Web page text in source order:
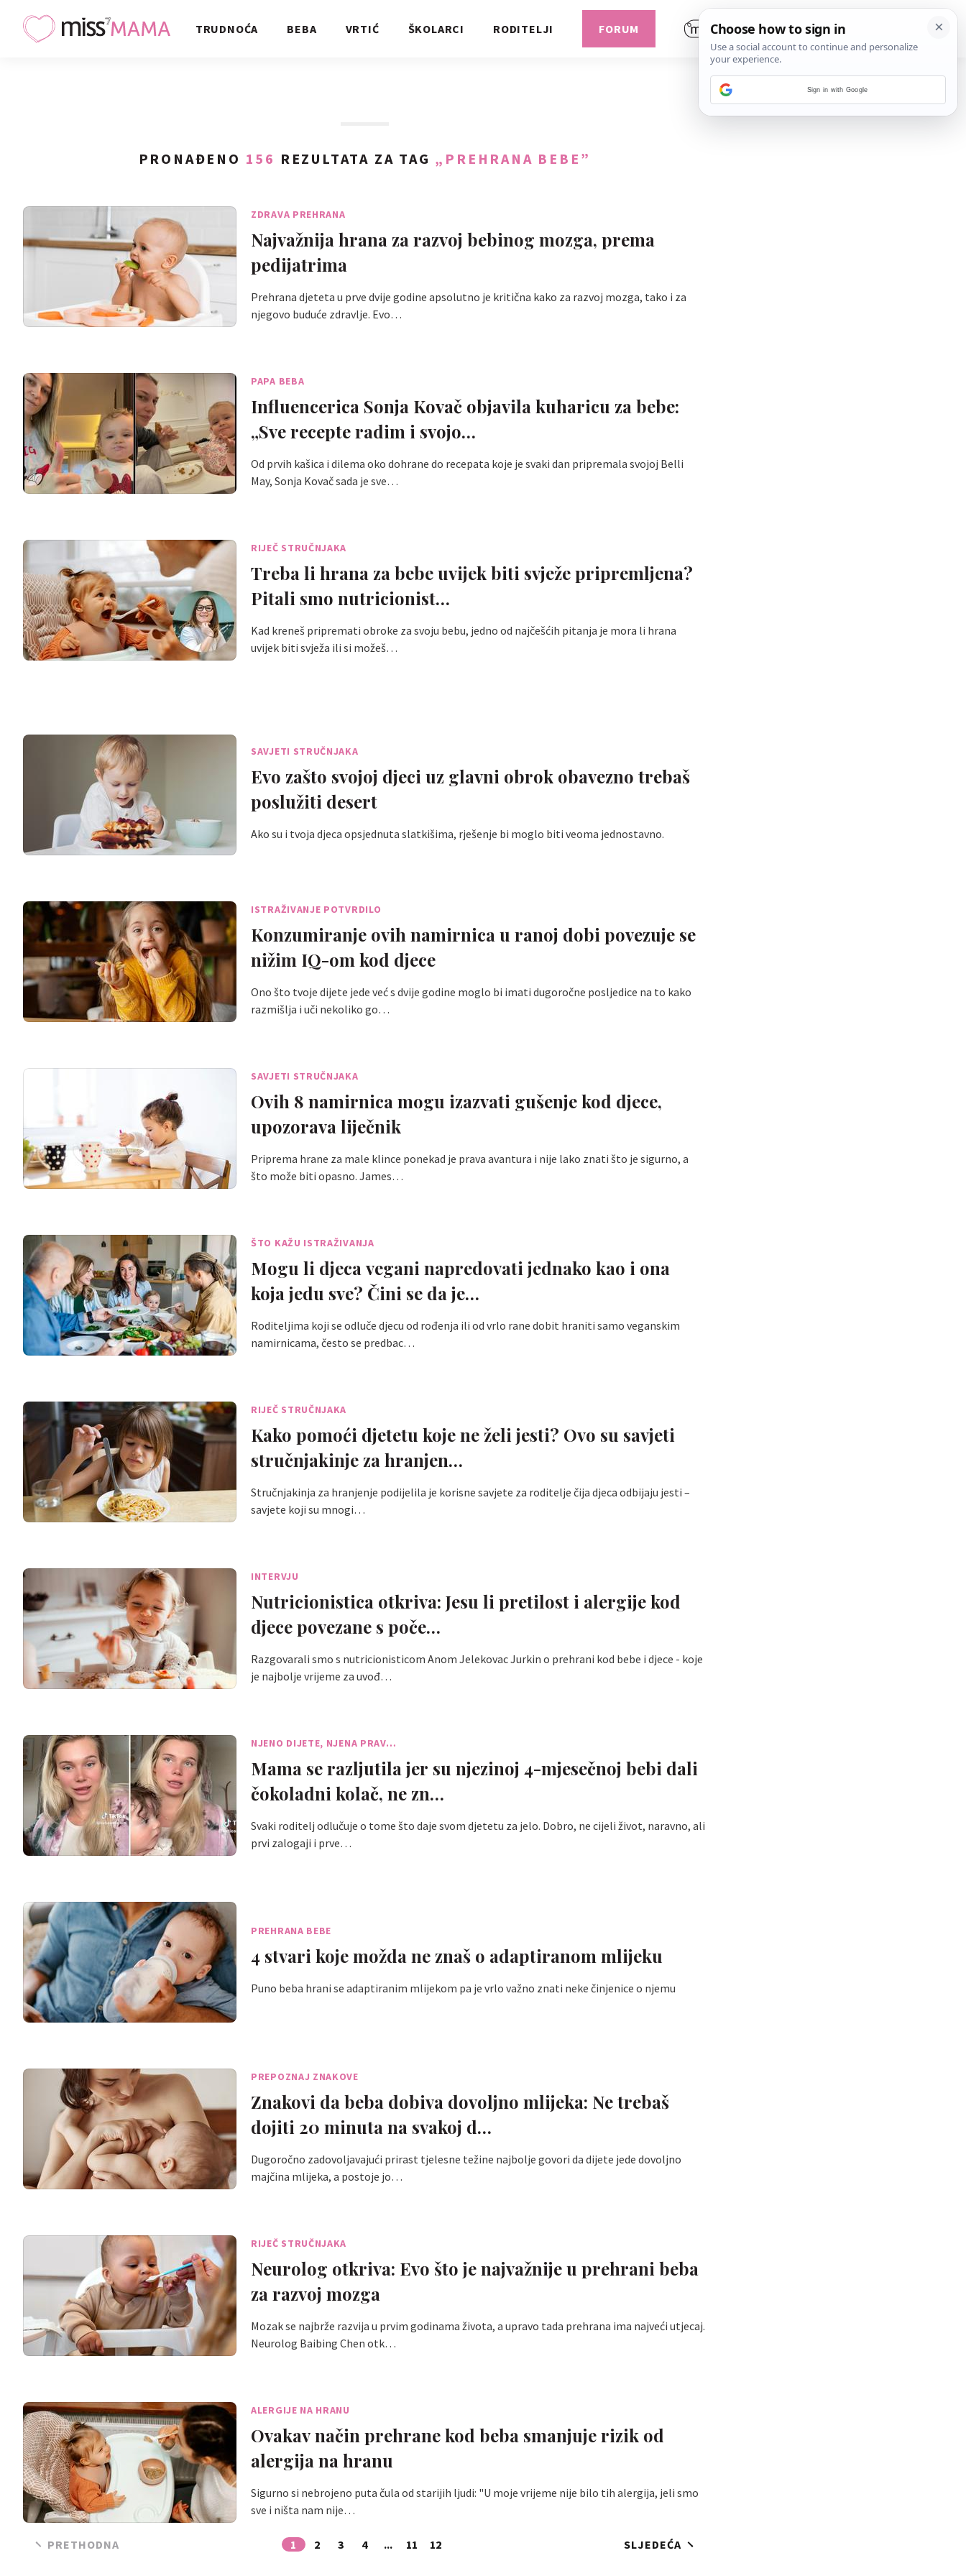
TRUDNOĆA BEBA VRTIĆ ŠKOLARCI RODITELJI FORUM
PRONAĐENO 156 REZULTATA ZA TAG „PREHRANA BEBE”
ZDRAVA PREHRANA
Najvažnija hrana za razvoj bebinog mozga, prema
pedijatrima
Prehrana djeteta u prve dvije godine apsolutno je kritična kako za razvoj mozga, tako i za
njegovo buduće zdravlje. Evo…
PAPA BEBA
Influencerica Sonja Kovač objavila kuharicu za bebe:
„Sve recepte radim i svojo…
Od prvih kašica i dilema oko dohrane do recepata koje je svaki dan pripremala svojoj Belli
May, Sonja Kovač sada je sve…
RIJEČ STRUČNJAKA
Treba li hrana za bebe uvijek biti svježe pripremljena?
Pitali smo nutricionist…
Kad kreneš pripremati obroke za svoju bebu, jedno od najčešćih pitanja je mora li hrana
uvijek biti svježa ili si možeš…
SAVJETI STRUČNJAKA
Evo zašto svojoj djeci uz glavni obrok obavezno trebaš
poslužiti desert
Ako su i tvoja djeca opsjednuta slatkišima, rješenje bi moglo biti veoma jednostavno.
ISTRAŽIVANJE POTVRDILO
Konzumiranje ovih namirnica u ranoj dobi povezuje se
nižim IQ-om kod djece
Ono što tvoje dijete jede već s dvije godine moglo bi imati dugoročne posljedice na to kako
razmišlja i uči nekoliko go…
SAVJETI STRUČNJAKA
Ovih 8 namirnica mogu izazvati gušenje kod djece,
upozorava liječnik
Priprema hrane za male klince ponekad je prava avantura i nije lako znati što je sigurno, a
što može biti opasno. James…
ŠTO KAŽU ISTRAŽIVANJA
Mogu li djeca vegani napredovati jednako kao i ona
koja jedu sve? Čini se da je…
Roditeljima koji se odluče djecu od rođenja ili od vrlo rane dobit hraniti samo veganskim
namirnicama, često se predbac…
RIJEČ STRUČNJAKA
Kako pomoći djetetu koje ne želi jesti? Ovo su savjeti
stručnjakinje za hranjen…
Stručnjakinja za hranjenje podijelila je korisne savjete za roditelje čija djeca odbijaju jesti –
savjete koji su mnogi…
INTERVJU
Nutricionistica otkriva: Jesu li pretilost i alergije kod
djece povezane s poče…
Razgovarali smo s nutricionisticom Anom Jelekovac Jurkin o prehrani kod bebe i djece - koje
je najbolje vrijeme za uvođ…
NJENO DIJETE, NJENA PRAV…
Mama se razljutila jer su njezinoj 4-mjesečnoj bebi dali
čokoladni kolač, ne zn…
Svaki roditelj odlučuje o tome što daje svom djetetu za jelo. Dobro, ne cijeli život, naravno, ali
prvi zalogaji i prve…
PREHRANA BEBE
4 stvari koje možda ne znaš o adaptiranom mlijeku
Puno beba hrani se adaptiranim mlijekom pa je vrlo važno znati neke činjenice o njemu
PREPOZNAJ ZNAKOVE
Znakovi da beba dobiva dovoljno mlijeka: Ne trebaš
dojiti 20 minuta na svakoj d…
Dugoročno zadovoljavajući prirast tjelesne težine najbolje govori da dijete jede dovoljno
majčina mlijeka, a postoje jo…
RIJEČ STRUČNJAKA
Neurolog otkriva: Evo što je najvažnije u prehrani beba
za razvoj mozga
Mozak se najbrže razvija u prvim godinama života, a upravo tada prehrana ima najveći utjecaj.
Neurolog Baibing Chen otk…
ALERGIJE NA HRANU
Ovakav način prehrane kod beba smanjuje rizik od
alergija na hranu
Sigurno si nebrojeno puta čula od starijih ljudi: "U moje vrijeme nije bilo tih alergija, jeli smo
sve i ništa nam nije…
PRETHODNA 1 2 3 4 ... 11 12 SLJEDEĆA
Sign in with Google